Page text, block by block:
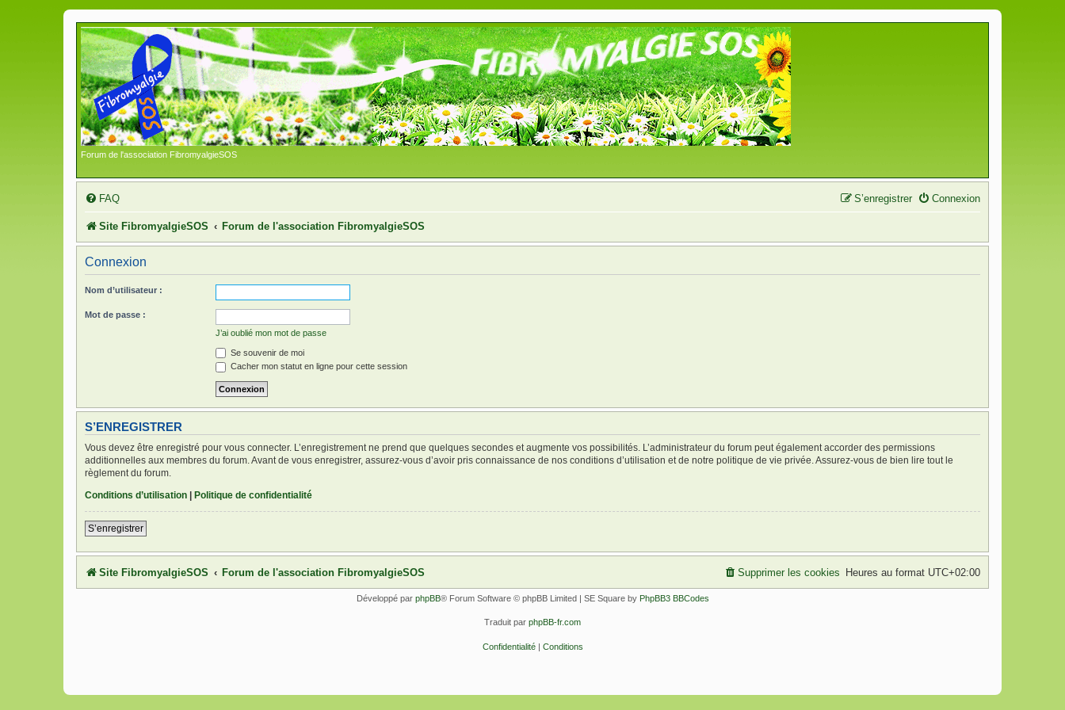
Forum de l'association FibromyalgieSOS
FAQ Connexion
S’enregistrer
Site FibromyalgieSOS Forum de l'association FibromyalgieSOS
Connexion
Nom d’utilisateur :
Mot de passe :
J’ai oublié mon mot de passe
Se souvenir de moi
Cacher mon statut en ligne pour cette session
S’ENREGISTRER
Vous devez être enregistré pour vous connecter. L’enregistrement ne prend que quelques secondes et augmente vos possibilités. L’administrateur du forum peut également accorder des permissions
additionnelles aux membres du forum. Avant de vous enregistrer, assurez-vous d’avoir pris connaissance de nos conditions d’utilisation et de notre politique de vie privée. Assurez-vous de bien lire tout le
règlement du forum.
Conditions d’utilisation | Politique de confidentialité
S’enregistrer
Site FibromyalgieSOS Forum de l'association FibromyalgieSOS Heures au format UTC+02:00
Supprimer les cookies
Développé par phpBB® Forum Software © phpBB Limited | SE Square by PhpBB3 BBCodes
Traduit par phpBB-fr.com
Confidentialité| Conditions